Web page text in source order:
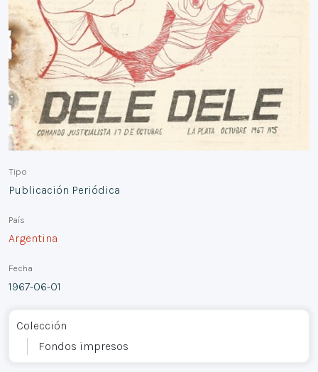
Tipo
Publicación Periódica
País
Argentina
Fecha
1967-06-01
Colección
Fondos impresos